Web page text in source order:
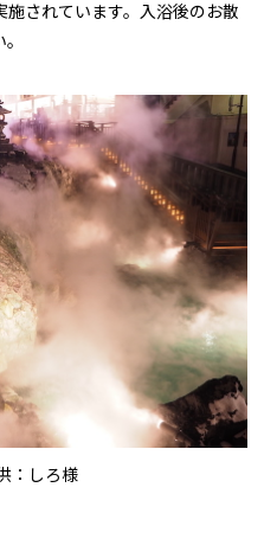
されています。入浴後のお散
：しろ様